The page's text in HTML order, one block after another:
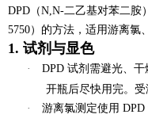
DPD（N,N-二乙基对苯二胺
5750）的方法，适用游离氯
1. 试剂与显色
· DPD 试剂 需避光、干
开瓶后尽快用完。受
·
游离氯测定使用